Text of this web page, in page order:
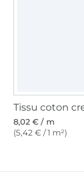
8,02 € / m
(5,42 € / 1 m²)